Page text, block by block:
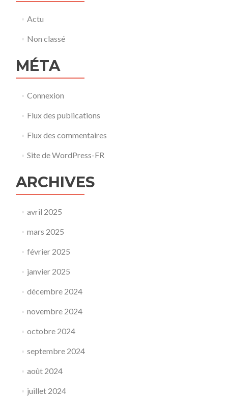
Actu
Non classé
MÉTA
Connexion
Flux des publications
Flux des commentaires
Site de WordPress-FR
ARCHIVES
avril 2025
mars 2025
février 2025
janvier 2025
décembre 2024
novembre 2024
octobre 2024
septembre 2024
août 2024
juillet 2024